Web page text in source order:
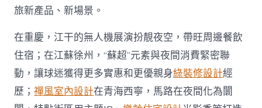
旅新產品、新場景。
在重慶，江干的無人機展演扮靚夜空，帶旺周邊餐飲
住宿；在江蘇徐州，“蘇超”元素與夜間消費緊密聯
動，讓球迷獲得更多實惠和更優親身綠裝修設計經
歷；禪風室內設計在青海西寧，馬路在夜間化為闤